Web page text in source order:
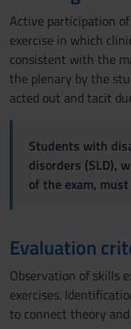
Active participation
exercise in which
consistent with the
the plenary by the
acted out and tacit
Students with
disorders (SLD),
of the exam,
Evaluation
Observation of skills
exercises.
to connect theory